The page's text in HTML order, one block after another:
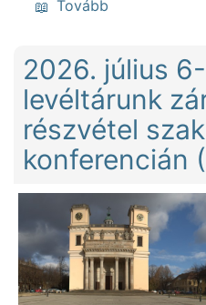
Tovább
2026. július
levéltárunk
részvétel
konferencián